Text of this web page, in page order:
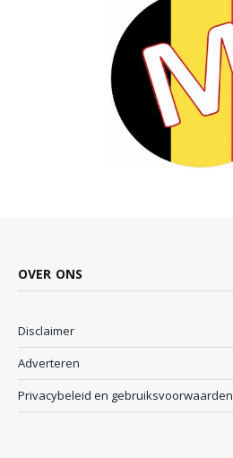
OVER ONS
Disclaimer
Adverteren
Privacybeleid en gebruiksvoorwaarden